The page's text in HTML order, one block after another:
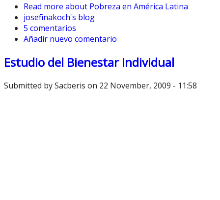
Read more about Pobreza en América Latina
josefinakoch's blog
5 comentarios
Añadir nuevo comentario
Estudio del Bienestar Individual
Submitted bySacberis on 22 November, 2009 - 11:58